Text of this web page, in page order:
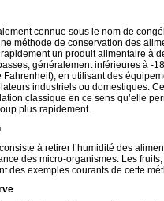
connue sous le nom de
méthode de conservation des
un produit alimentaire à
généralement inférieures à -
Fahrenheit), en utilisant des
industriels ou domestiques.
classique en ce sens qu’elle
plus rapidement.
à retirer l’humidité des
des micro-organismes. Les
des exemples courants de cette